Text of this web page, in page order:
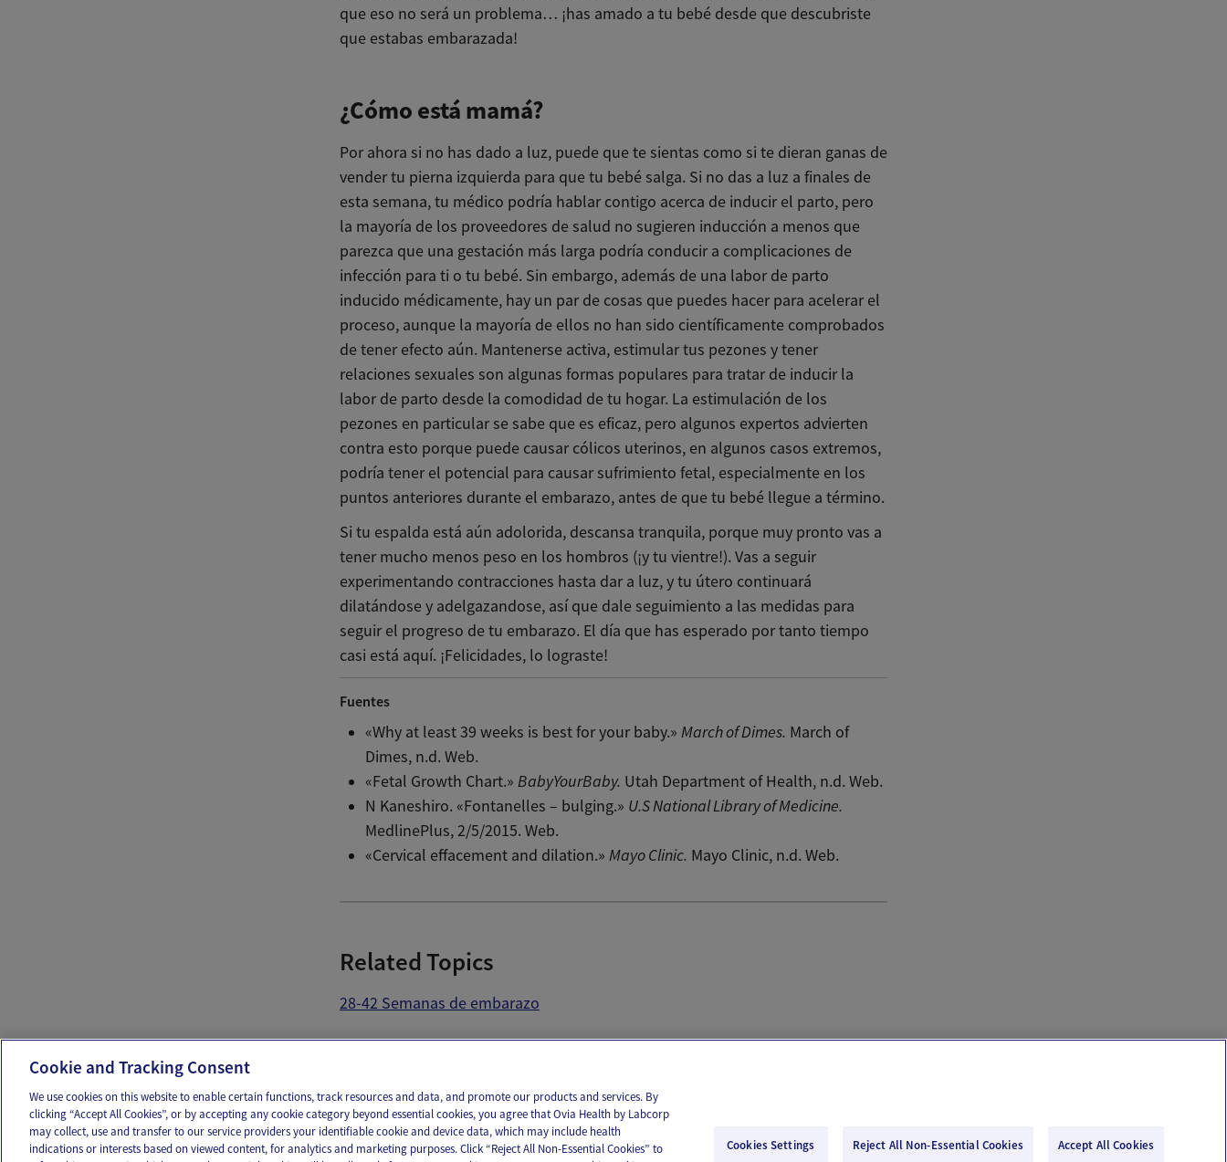
que eso no será un problema… ¡has amado a tu bebé desde que descubriste
que estabas embarazada!
¿Cómo está mamá?
Por ahora si no has dado a luz, puede que te sientas como si te dieran ganas de
vender tu pierna izquierda para que tu bebé salga. Si no das a luz a finales de
esta semana, tu médico podría hablar contigo acerca de inducir el parto, pero
la mayoría de los proveedores de salud no sugieren inducción a menos que
parezca que una gestación más larga podría conducir a complicaciones de
infección para ti o tu bebé. Sin embargo, además de una labor de parto
inducido médicamente, hay un par de cosas que puedes hacer para acelerar el
proceso, aunque la mayoría de ellos no han sido científicamente comprobados
de tener efecto aún. Mantenerse activa, estimular tus pezones y tener
relaciones sexuales son algunas formas populares para tratar de inducir la
labor de parto desde la comodidad de tu hogar. La estimulación de los
pezones en particular se sabe que es eficaz, pero algunos expertos advierten
contra esto porque puede causar cólicos uterinos, en algunos casos extremos,
podría tener el potencial para causar sufrimiento fetal, especialmente en los
puntos anteriores durante el embarazo, antes de que tu bebé llegue a término.
Si tu espalda está aún adolorida, descansa tranquila, porque muy pronto vas a
tener mucho menos peso en los hombros (¡y tu vientre!). Vas a seguir
experimentando contracciones hasta dar a luz, y tu útero continuará
dilatándose y adelgazandose, así que dale seguimiento a las medidas para
seguir el progreso de tu embarazo. El día que has esperado por tanto tiempo
casi está aquí. ¡Felicidades, lo lograste!
Fuentes
«Why at least 39 weeks is best for your baby.»March of Dimes. March of
Dimes, n.d. Web.
«Fetal Growth Chart.»BabyYourBaby. Utah Department of Health, n.d. Web.
N Kaneshiro. «Fontanelles – bulging.» U.S National Library of Medicine.
MedlinePlus, 2/5/2015. Web.
«Cervical effacement and dilation.»Mayo Clinic. Mayo Clinic, n.d. Web.
Related Topics
28-42 Semanas de embarazo
OUR APPS FOLLOW US
Cookie and Tracking Consent
We use cookies on this website to enable certain functions, track resources and data, and promote our products and services. By
clicking “Accept All Cookies”, or by accepting any cookie category beyond essential cookies, you agree that Ovia Health by Labcorp
may collect, use and transfer to our service providers your identifiable cookie and device data, which may include health
indications or interests based on viewed content, for analytics and marketing purposes. Click “Reject All Non-Essential Cookies” to
Cookies Settings Reject All Non-Essential Cookies Accept All Cookies